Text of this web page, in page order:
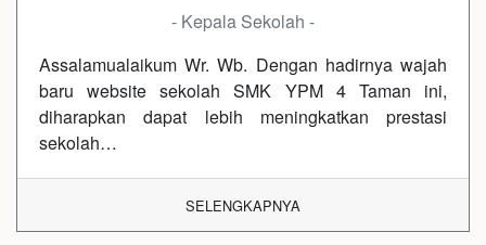
- Kepala Sekolah -
Assalamualaikum Wr. Wb. Dengan hadirnya wajah
baru website sekolah SMK YPM 4 Taman ini,
diharapkan dapat lebih meningkatkan prestasi
sekolah…
SELENGKAPNYA